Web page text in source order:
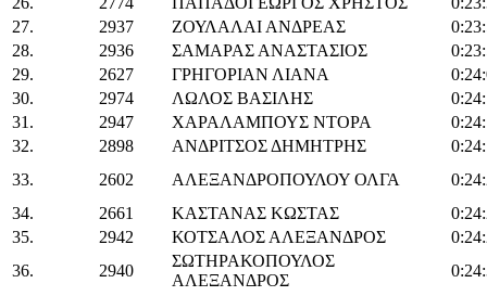
27.
2937 ΖΟΥΛΑΛΑΙ ΑΝΔΡΕΑΣ
28.
2936 ΣΑΜΑΡΑΣ ΑΝΑΣΤΑΣΙΟΣ
29.
2627 ΓΡΗΓΟΡΙΑΝ ΛΙΑΝΑ
30.
2974 ΛΩΛΟΣ ΒΑΣΙΛΗΣ
31.
2947 ΧΑΡΑΛΑΜΠΟΥΣ ΝΤΟΡΑ
32.
2898 ΑΝΔΡΙΤΣΟΣ ΔΗΜΗΤΡΗΣ
33.
2602 ΑΛΕΞΑΝΔΡΟΠΟΥΛΟΥ ΟΛΓΑ
34.
2661 ΚΑΣΤΑΝΑΣ ΚΩΣΤΑΣ
35.
2942 ΚΟΤΣΑΛΟΣ ΑΛΕΞΑΝΔΡΟΣ
36.
2940
ΣΩΤΗΡΑΚΟΠΟΥΛΟΣ
ΑΛΕΞΑΝΔΡΟΣ